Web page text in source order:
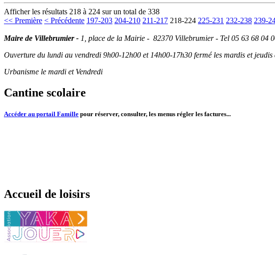
Afficher les résultats 218 à 224 sur un total de 338
<< Première < Précédente 197-203 204-210 211-217 218-224 225-231 232-238 239-
Maire de Villebrumier - 1, place de la Mairie - 82370 Villebrumier - Tel 05 63 68 04
Ouverture du lundi au vendredi 9h00-12h00 et 14h00-17h30 fermé les mardis et
Urbanisme le mardi et Vendredi
Cantine scolaire
Accéder au portail Famille pour réserver, consulter, les menus régler les factures...
Accueil de loisirs